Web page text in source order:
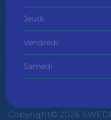
Jeudi
Vendredi
Samedi
Copyright© 2026